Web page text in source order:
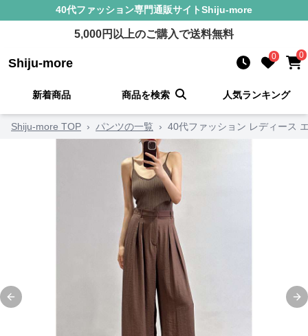
40代ファッション専門通販サイトShiju-more
5,000円以上のご購入で送料無料
Shiju-more 0 0
新着商品 商品を検索 人気ランキング
Shiju-more TOP › パンツの一覧 › 40代ファッション レディース
Previous slide